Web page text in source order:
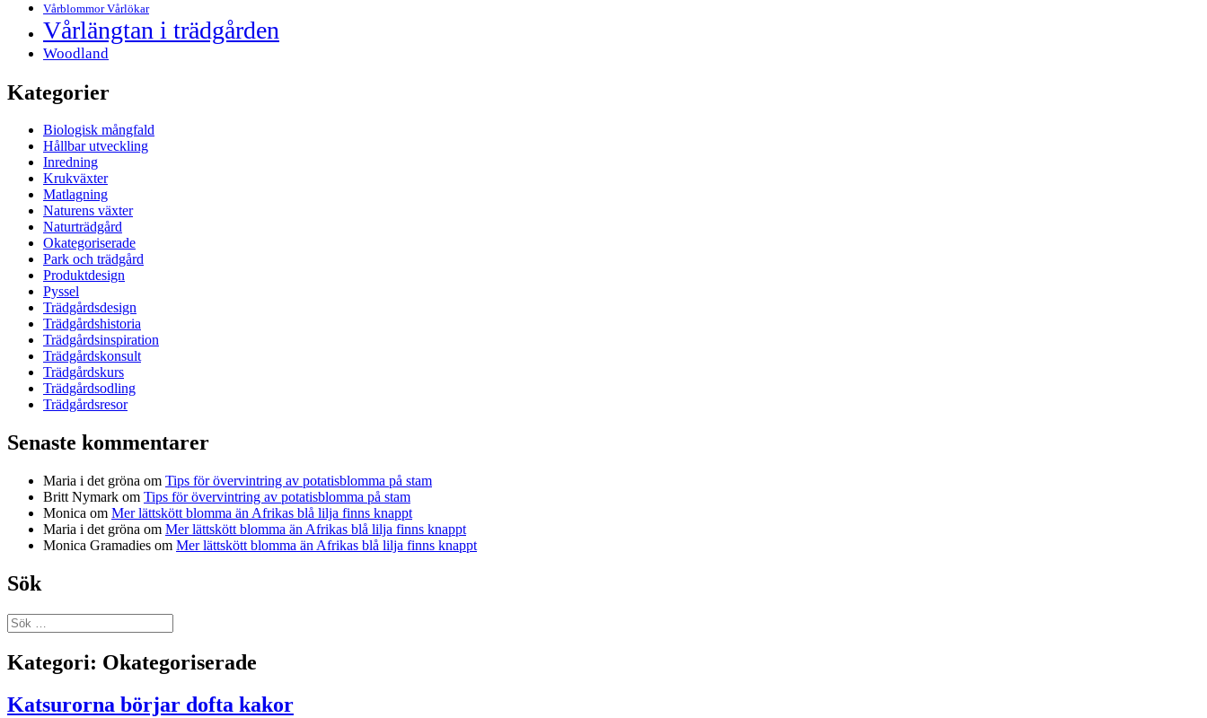
Vårblommor Vårlökar
Vårlängtan i trädgården
Woodland
Kategorier
Biologisk mångfald
Hållbar utveckling
Inredning
Krukväxter
Matlagning
Naturens växter
Naturträdgård
Okategoriserade
Park och trädgård
Produktdesign
Pyssel
Trädgårdsdesign
Trädgårdshistoria
Trädgårdsinspiration
Trädgårdskonsult
Trädgårdskurs
Trädgårdsodling
Trädgårdsresor
Senaste kommentarer
Maria i det gröna om Tips för övervintring av potatisblomma på stam
Britt Nymark om Tips för övervintring av potatisblomma på stam
Monica om Mer lättskött blomma än Afrikas blå lilja finns knappt
Maria i det gröna om Mer lättskött blomma än Afrikas blå lilja finns knappt
Monica Gramadies om Mer lättskött blomma än Afrikas blå lilja finns knappt
Sök
Sök
efter:
Kategori: Okategoriserade
Katsurorna börjar dofta kakor